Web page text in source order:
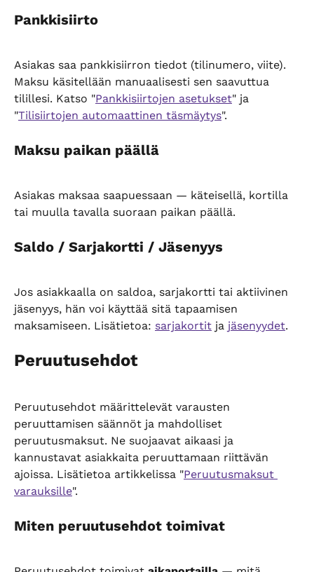
Pankkisiirto
Asiakas saa pankkisiirron tiedot (tilinumero, viite).
Maksu käsitellään manuaalisesti sen saavuttua
tilillesi. Katso "Pankkisiirtojen asetukset" ja
"Tilisiirtojen automaattinen täsmäytys".
Maksu paikan päällä
Asiakas maksaa saapuessaan — käteisellä, kortilla
tai muulla tavalla suoraan paikan päällä.
Saldo / Sarjakortti / Jäsenyys
Jos asiakkaalla on saldoa, sarjakortti tai aktiivinen
jäsenyys, hän voi käyttää sitä tapaamisen
maksamiseen. Lisätietoa: sarjakortit ja jäsenyydet.
Peruutusehdot
Peruutusehdot määrittelevät varausten
peruuttamisen säännöt ja mahdolliset
peruutusmaksut. Ne suojaavat aikaasi ja
kannustavat asiakkaita peruuttamaan riittävän
ajoissa. Lisätietoa artikkelissa "Peruutusmaksut
varauksille".
Miten peruutusehdot toimivat